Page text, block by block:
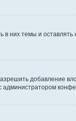
них темы и
добавление
администратором